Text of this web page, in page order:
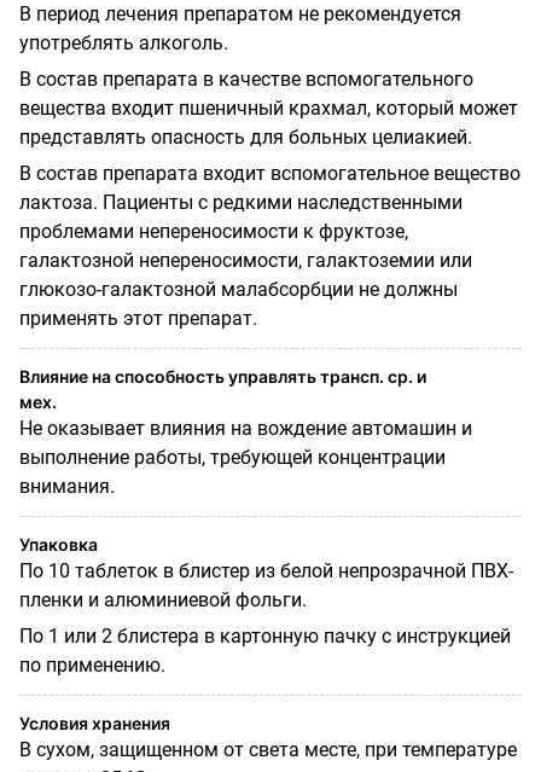
В период лечения препаратом не рекомендуется
употреблять алкоголь.
В состав препарата в качестве вспомогательного
вещества входит пшеничный крахмал, который может
представлять опасность для больных целиакией.
В состав препарата входит вспомогательное вещество
лактоза. Пациенты с редкими наследственными
проблемами непереносимости к фруктозе,
галактозной непереносимости, галактоземии или
глюкозо-галактозной малабсорбции не должны
применять этот препарат.
Влияние на способность управлять трансп. ср. и
мех.
Не оказывает влияния на вождение автомашин и
выполнение работы, требующей концентрации
внимания.
Упаковка
По 10 таблеток в блистер из белой непрозрачной ПВХ-
пленки и алюминиевой фольги.
По 1 или 2 блистера в картонную пачку с инструкцией
по применению.
Условия хранения
В сухом, защищенном от света месте, при температуре